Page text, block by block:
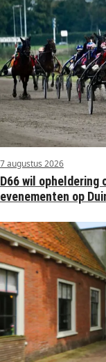
7 augustus 2026
D66 wil opheldering
evenementen op